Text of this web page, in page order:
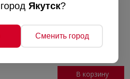
Якутск?
Сменить город
В корзину